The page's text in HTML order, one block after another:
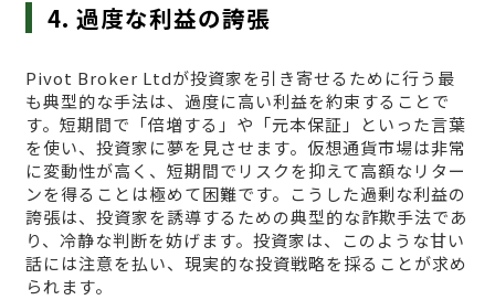
4. 過度な利益の誇張
Pivot Broker Ltdが投資家を引き寄せるために行う最
も典型的な手法は、過度に高い利益を約束することで
す。短期間で「倍増する」や「元本保証」といった言葉
を使い、投資家に夢を見させます。仮想通貨市場は非常
に変動性が高く、短期間でリスクを抑えて高額なリター
ンを得ることは極めて困難です。こうした過剰な利益の
誇張は、投資家を誘導するための典型的な詐欺手法であ
り、冷静な判断を妨げます。投資家は、このような甘い
話には注意を払い、現実的な投資戦略を採ることが求め
られます。